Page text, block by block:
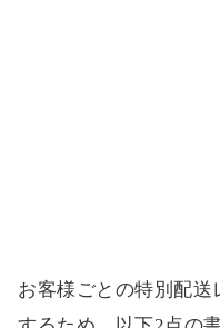
お客様ごとの特別配